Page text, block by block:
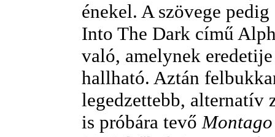
énekel. A szövege
Into The Dark című
való, amelynek
hallható. Aztán
legedzettebb, alternatív
is próbára tevő